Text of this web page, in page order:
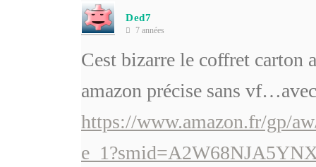
Ded7
7 années
Cest bizarre le coffret carton
amazon précise sans
https://www.amazon.fr/gp/